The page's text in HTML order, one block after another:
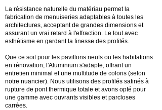
La résistance naturelle du matériau permet la
fabrication de menuiseries adaptables à toutes les
architectures, acceptant de grandes dimensions et
assurant un vrai retard à l'effraction. Le tout avec
esthétisme en gardant la finesse des profilés.
Que ce soit pour les pavillons neufs ou les habitations
en rénovation, l'Aluminium s'adapte, offrant un
entretien minimal et une multitude de coloris (selon
notre nuancier). Nous utilisons des profilés satinés à
rupture de pont thermique totale et avons opté pour
une gamme avec ouvrants visibles et parcloses
carrées.